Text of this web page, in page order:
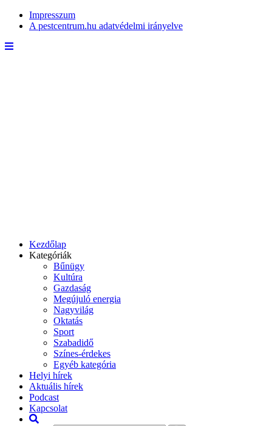
Impresszum
A pestcentrum.hu adatvédelmi irányelve
Kezdőlap
Kategóriák
Bűnügy
Kultúra
Gazdaság
Megújuló energia
Nagyvilág
Oktatás
Sport
Szabadidő
Színes-érdekes
Egyéb kategória
Helyi hírek
Aktuális hírek
Podcast
Kapcsolat